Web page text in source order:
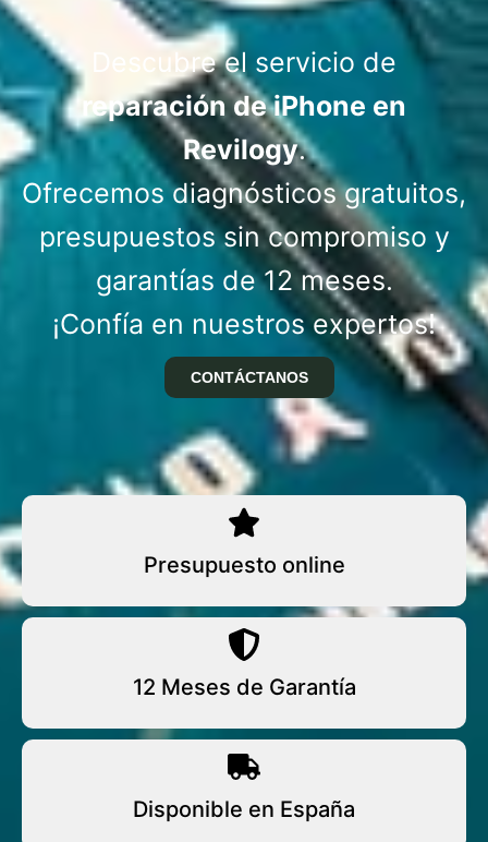
Descubre el servicio de
reparación de iPhone en
Revilogy.
Ofrecemos diagnósticos gratuitos,
presupuestos sin compromiso y
garantías de 12 meses.
¡Confía en nuestros expertos!
CONTÁCTANOS
Presupuesto online
12 Meses de Garantía
Disponible en España